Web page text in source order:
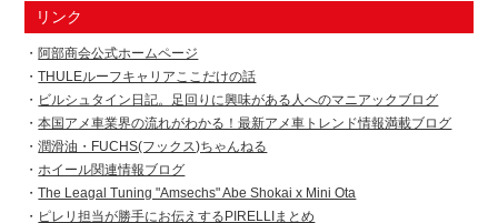
リンク
阿部商会公式ホームページ
THULEルーフキャリアここだけの話
ビルシュタイン日記。足回りに興味がある人へのマニアックブログ
本国アメ車業界の流れがわかる！最新アメ車トレンド情報満載ブログ
潤滑油・FUCHS(フックス)ちゃんねる
ホイール関連情報ブログ
The Leagal Tuning "Amsechs" Abe Shokai x Mini Ota
ピレリ担当が勝手にお伝えするPIRELLIまとめ